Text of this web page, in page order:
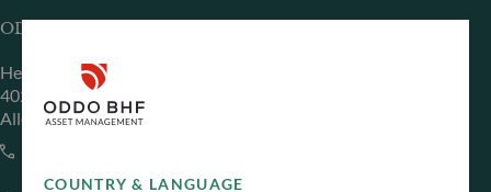
COUNTRY & LANGUAGE
ODDO BHF Asset Management GmbH
Herzogstraße 15
40217 Düsseldorf
Allemagne